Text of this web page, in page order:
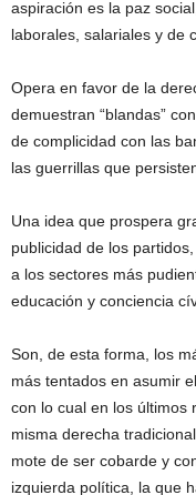
aspiración es la paz
laborales, salariales y de
Opera en favor de la
demuestran “blandas”
de complicidad con las
las guerrillas que
Una idea que prospera
publicidad de los
a los sectores más
educación y conciencia
Son, de esta forma, los
más tentados en asumir
con lo cual en los últimos
misma derecha
mote de ser cobarde y
izquierda política, la que